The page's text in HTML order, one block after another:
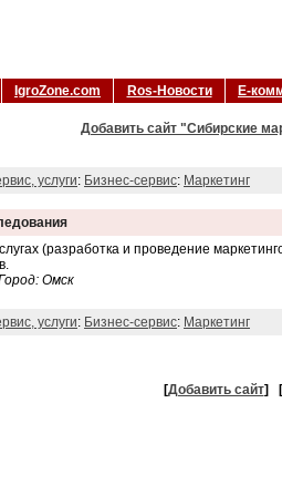
IgroZone.com Ros-Новости Е-
Добавить сайт "Сибирские
услуги: Бизнес-сервис: Маркетинг
(разработка и проведение
Омск
услуги: Бизнес-сервис: Маркетинг
[Добавить сайт] [